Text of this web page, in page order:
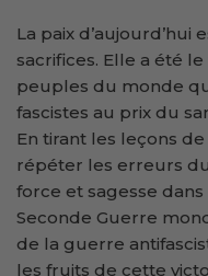
La paix
sacrifices. Elle a été
peuples du monde
fascistes au prix du
En tirant les leçons
répéter les erreurs
force et sagesse
Seconde Guerre
de la guerre
les fruits de cette